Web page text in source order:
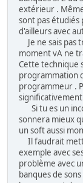
extérieur .
sont pas étudiés
d'ailleurs avec
Je ne sais pas
moment vA ne
Cette technique
programmation
programmeur .
significativement
Si tu es un
sonnera mieux
un soft aussi
Il faudrait
exemple avec
problème avec
banques de